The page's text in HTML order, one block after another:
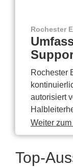
Rochester
Rochester
autorisiert
Weiter
Top-